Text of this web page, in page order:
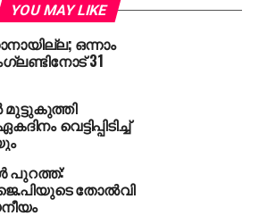
ഫോട്ടോ)
YOU MAY LIKE
ഒന്നാം
31
മുട്ടുകുത്തി
വെട്ടിപ്പിടിച്ച്
പുറത്ത്:
തോല്‍വി